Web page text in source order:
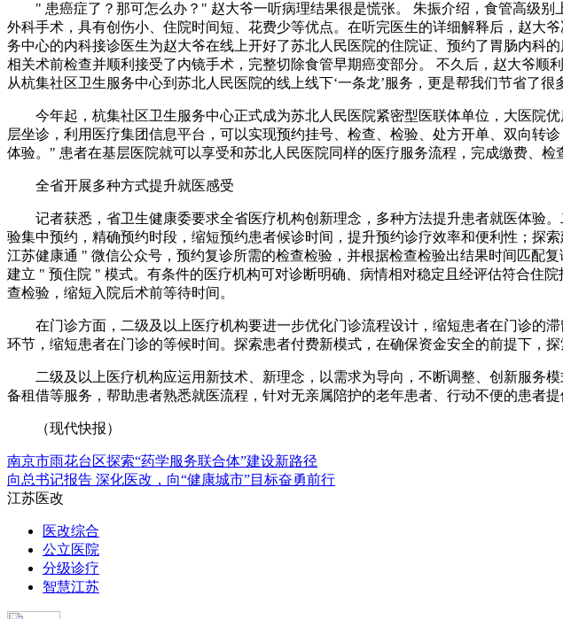
" 患癌症了？那可怎么办？" 赵大爷一听病理结果很是慌张。 朱振介绍，食管高级
外科手术，具有创伤小、住院时间短、花费少等优点。在听完医生的详细解释后，赵大
务中心的内科接诊医生为赵大爷在线上开好了苏北人民医院的住院证、预约了胃肠内科
相关术前检查并顺利接受了内镜手术，完整切除食管早期癌变部分。 不久后，赵大爷
从杭集社区卫生服务中心到苏北人民医院的线上线下‘一条龙’服务，更是帮我们节省了很
今年起，杭集社区卫生服务中心正式成为苏北人民医院紧密型医联体单位，大医院
层坐诊，利用医疗集团信息平台，可以实现预约挂号、检查、检验、处方开单、双向转
体验。" 患者在基层医院就可以享受和苏北人民医院同样的医疗服务流程，完成缴费、
全省开展多种方式提升就医感受
记者获悉，省卫生健康委要求全省医疗机构创新理念，多种方法提升患者就医体验
验集中预约，精确预约时段，缩短预约患者候诊时间，提升预约诊疗效率和便利性；探
江苏健康通 " 微信公众号，预约复诊所需的检查检验，并根据检查检验出结果时间匹配
建立 " 预住院 " 模式。有条件的医疗机构可对诊断明确、病情相对稳定且经评估符合住
查检验，缩短入院后术前等待时间。
在门诊方面，二级及以上医疗机构要进一步优化门诊流程设计，缩短患者在门诊的
环节，缩短患者在门诊的等候时间。探索患者付费新模式，在确保资金安全的前提下，
二级及以上医疗机构应运用新技术、新理念，以需求为导向，不断调整、创新服务
备租借等服务，帮助患者熟悉就医流程，针对无亲属陪护的老年患者、行动不便的患者提
（现代快报）
南京市雨花台区探索“药学服务联合体”建设新路径
向总书记报告 深化医改，向“健康城市”目标奋勇前行
江苏医改
医改综合
公立医院
分级诊疗
智慧江苏